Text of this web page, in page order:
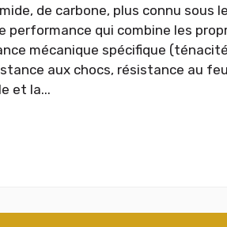
de carbone, plus connu sous
performance qui combine les
mécanique spécifique
aux chocs, résistance au
et la...